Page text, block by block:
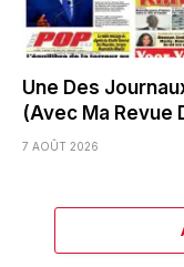
Une Des
(Avec Ma Revue
7 AOÛT 2026